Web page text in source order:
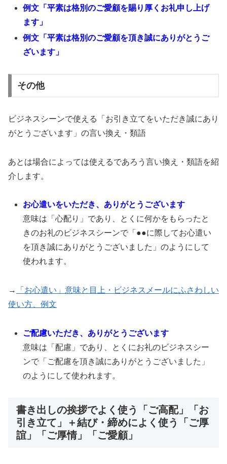
例文「平素は格別のご愛顧を賜り厚くお礼申し上げ
ます」
例文「平素は格別のご愛顧を頂き誠にありがとうご
ざいます」
その他
ビジネスシーンで使える「お引き立てをいただき誠にあり
がとうございます」の言い換え・類語
あとは場合によっては使えるであろう言い換え・類語を紹
介します。
お心遣いをいただき、ありがとうございます
意味は「心配り」であり、とくに何かをもらったと
きのお礼のビジネスシーンで「●●に際してお心遣い
を頂き誠にありがとうございました」のようにして
使われます。
→
「お心遣い」意味と目上・ビジネスメールにふさわしい
使い方、例文
ご配慮いただき、ありがとうございます
意味は「配慮」であり、とくにお礼のビジネスシー
ンで「ご配慮を頂き誠にありがとうございました」
のようにして使われます。
書き出しの挨拶でよく使う「ご高配」「お
引き立て」＋結び・締めによく使う「ご厚
誼」「ご厚情」「ご愛顧」